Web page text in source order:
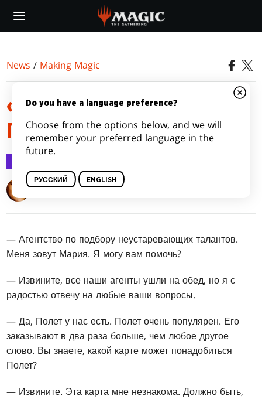
main
News / Making Magic
«Я МОГУ ВАМ
ПОМОЧЬ?»
Mark Rosewater
— Агентство по подбору неустаревающих талантов.
Меня зовут Мария. Я могу вам помочь?
— Извините, все наши агенты ушли на обед, но я с
радостью отвечу на любые ваши вопросы.
— Да, Полет у нас есть. Полет очень популярен. Его
заказывают в два раза больше, чем любое другое
слово. Вы знаете, какой карте может понадобиться
Полет?
— Извините. Эта карта мне незнакома. Должно быть,
Do you have a language preference?
Choose from the options below, and we will
remember your preferred language in the
future.
РУССКИЙ ENGLISH